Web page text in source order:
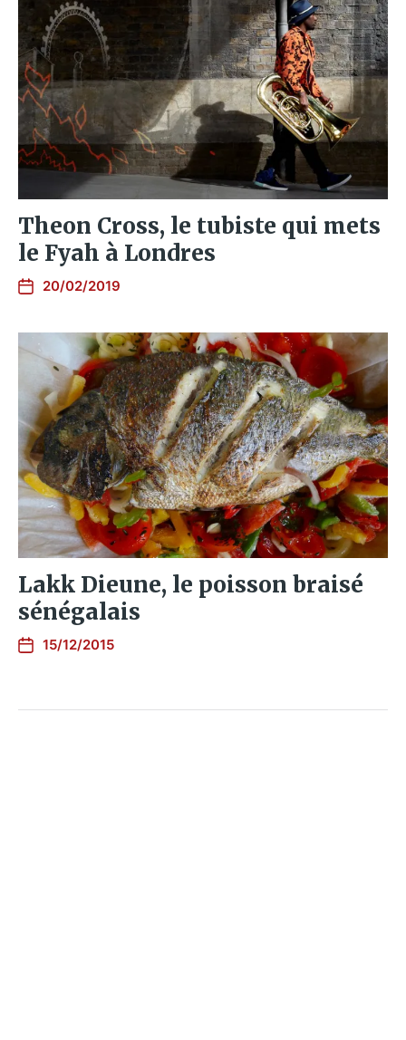
Theon Cross, le tubiste qui mets
le Fyah à Londres
20/02/2019
Lakk Dieune, le poisson braisé
sénégalais
15/12/2015